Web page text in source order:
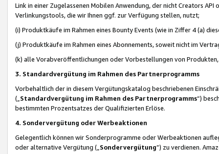
Link in einer Zugelassenen Mobilen Anwendung, der nicht Creators
Verlinkungstools, die wir Ihnen ggf. zur Verfügung stellen, nutzt;
(i) Produktkäufe im Rahmen eines Bounty Events (wie in Ziffer 4 (a)
(j) Produktkäufe im Rahmen eines Abonnements, soweit nicht im
(k) alle Vorabveröffentlichungen oder Vorbestellungen von
3. Standardvergütung im Rahmen des Partnerprogramms
Vorbehaltlich der in diesem Vergütungskatalog beschriebenen
(„ Standardvergütung im Rahmen des Partnerprogramms“)
bestimmten Prozentsatzes der Qualifizierten Erlöse.
4. Sondervergütung oder Werbeaktionen
Gelegentlich können wir Sonderprogramme oder Werbeaktionen
oder alternative Vergütung („ Sondervergütung”) zu verdienen.